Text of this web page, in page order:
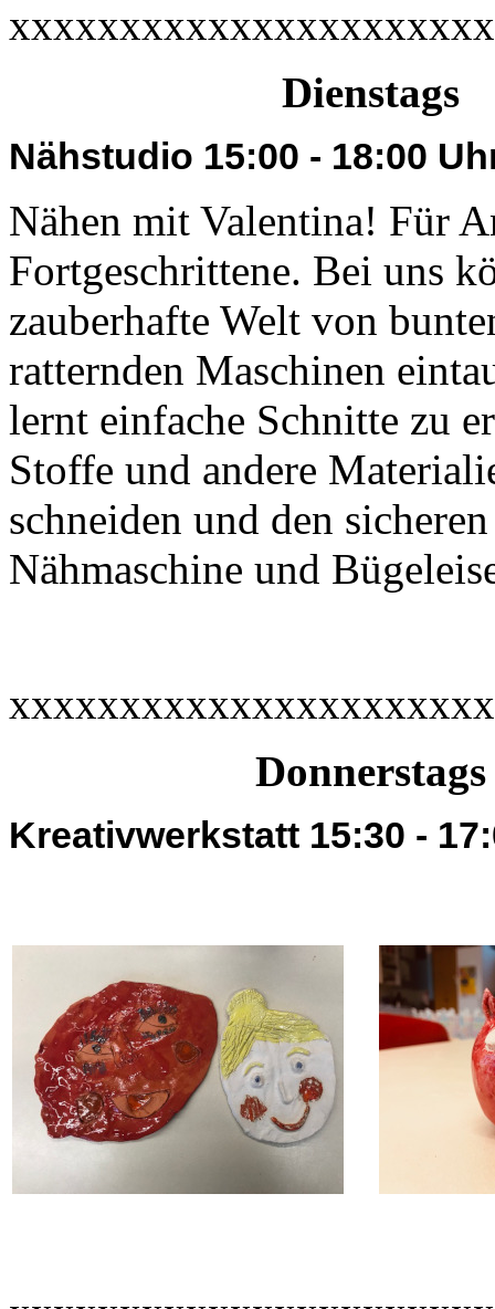
Dienstags
Nähstudio 15:00 - 18:00
Nähen mit Valentina! Für
Fortgeschrittene. Bei uns
zauberhafte Welt von
ratternden Maschinen
lernt einfache Schnitte zu
Stoffe und andere
schneiden und den
Nähmaschine und
Donnerstags
Kreativwerkstatt 15:30 -